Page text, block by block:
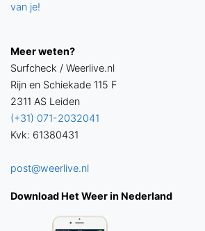
van je!
Meer weten?
Surfcheck / Weerlive.nl
Rijn en Schiekade 115 F
2311 AS Leiden
(+31) 071-2032041
Kvk: 61380431
post@weerlive.nl
Download Het Weer in Nederland